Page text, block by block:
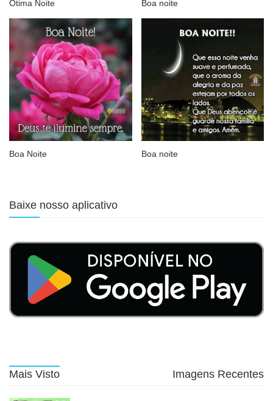
Ótima Noite Boa noite
Boa Noite Boa noite
Baixe nosso aplicativo
Mais Visto Imagens Recentes